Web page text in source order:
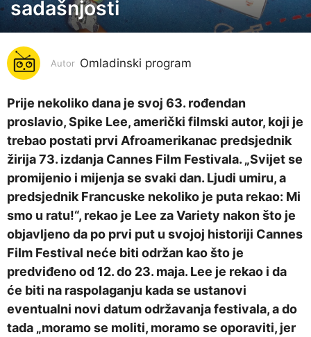
i
a
p
e
a
sadašnjosti
Autor Omladinski program
Prije nekoliko dana je svoj 63. rođendan
proslavio, Spike Lee, američki filmski autor, koji je
trebao postati prvi Afroamerikanac predsjednik
žirija 73. izdanja Cannes Film Festivala. „Svijet se
promijenio i mijenja se svaki dan. Ljudi umiru, a
predsjednik Francuske nekoliko je puta rekao: Mi
smo u ratu!“, rekao je Lee za Variety nakon što je
objavljeno da po prvi put u svojoj historiji Cannes
Film Festival neće biti održan kao što je
predviđeno od 12. do 23. maja. Lee je rekao i da
će biti na raspolaganju kada se ustanovi
eventualni novi datum održavanja festivala, a do
tada „moramo se moliti, moramo se oporaviti, jer